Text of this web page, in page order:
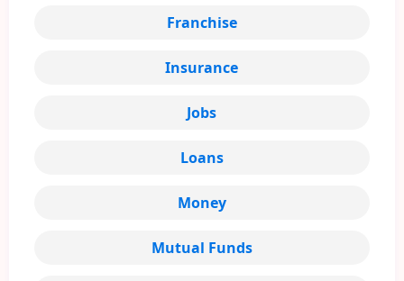
Franchise
Insurance
Jobs
Loans
Money
Mutual Funds